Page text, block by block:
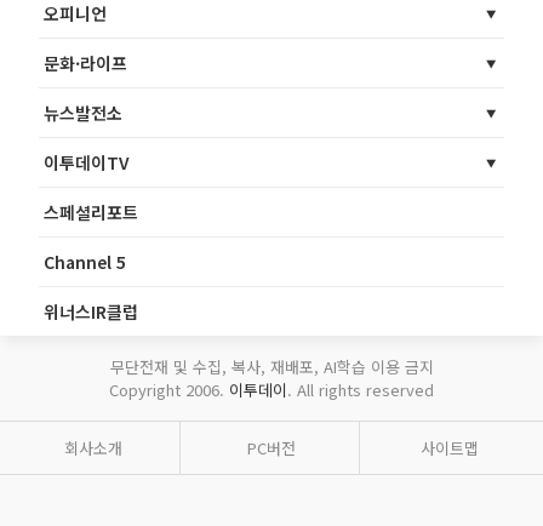
오피니언
문화·라이프
뉴스발전소
이투데이TV
스페셜리포트
Channel 5
위너스IR클럽
무단전재 및 수집, 복사, 재배포, AI학습 이용 금지
Copyright 2006. 이투데이. All rights reserved
회사소개 PC버전 사이트맵